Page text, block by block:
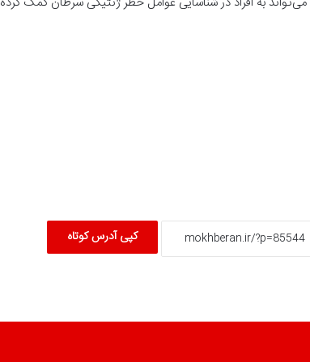
کپی آدرس کوتاه